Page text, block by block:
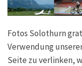
Fotos Solothurn
Verwendung
Seite zu verlinken,